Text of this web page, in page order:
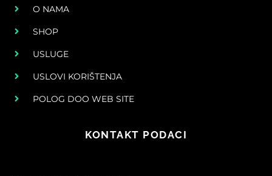
O NAMA
SHOP
USLUGE
USLOVI KORIŠTENJA
POLOG DOO WEB SITE
KONTAKT PODACI